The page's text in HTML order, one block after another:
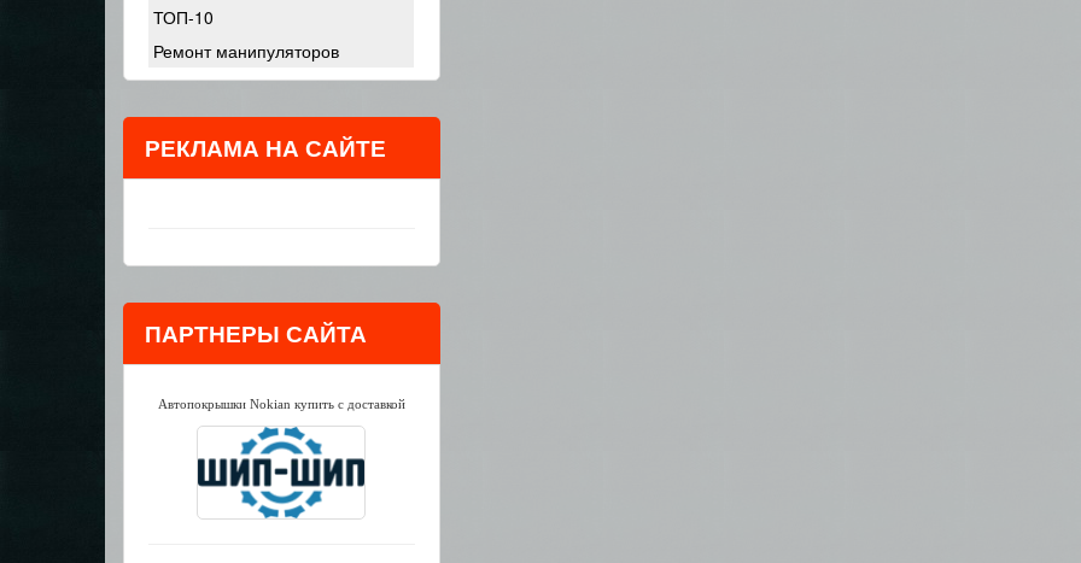
ТОП-10
Ремонт манипуляторов
РЕКЛАМА НА САЙТЕ
ПАРТНЕРЫ САЙТА
Автопокрышки Nokian купить с доставкой